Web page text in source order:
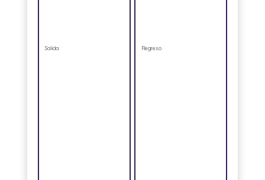
Salida Regreso